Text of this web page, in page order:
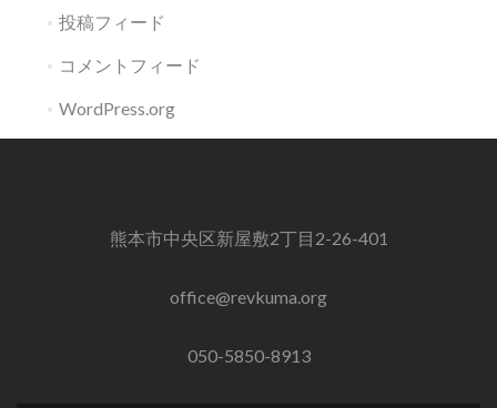
投稿フィード
コメントフィード
WordPress.org
熊本市中央区新屋敷2丁目2-26-401
office@revkuma.org
050-5850-8913